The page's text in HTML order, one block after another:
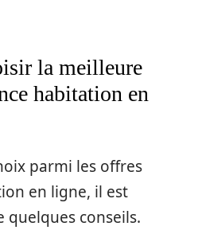
la meilleure
habitation en
parmi les offres
en ligne, il est
conseils.